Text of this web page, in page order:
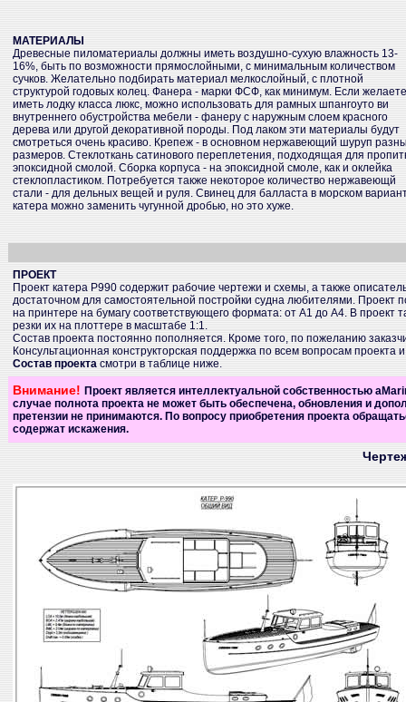
МАТЕРИАЛЫ
Древесные пиломатериалы должны иметь воздушно-сухую влажность 13-
16%, быть по возможности прямослойными, с минимальным количеством
сучков. Желательно подбирать материал мелкослойный, с плотной
структурой годовых колец. Фанера - марки ФСФ, как минимум. Если желаете
иметь лодку класса люкс, можно использовать для рамных шпангоуто ви
внутреннего обустройства мебели - фанеру с наружным слоем красного
дерева или другой декоративной породы. Под лаком эти материалы будут
смотреться очень красиво. Крепеж - в основном нержавеющий шуруп
размеров. Стеклоткань сатинового переплетения, подходящая для
эпоксидной смолой. Сборка корпуса - на эпоксидной смоле, как и оклейка
стеклопластиком. Потребуется также некоторое количество нержавеющй
стали - для дельных вещей и руля. Свинец для балласта в морском
катера можно заменить чугунной дробью, но это хуже.
ПРОЕКТ
Проект катера Р990 содержит рабочие чертежи и схемы, а также
достаточном для самостоятельной постройки судна любителями. Проект
на принтере на бумагу соответствующего формата: от А1 до А4. В
резки их на плоттере в масштабе 1:1.
Состав проекта постоянно пополняется. Кроме того, по пожеланию
Консультационная конструкторская поддержка по всем вопросам проекта
Состав проекта смотри в таблице ниже.
Внимание! Проект является интеллектуальной собственностью
случае полнота проекта не может быть обеспечена, обновления и
претензии не принимаются. По вопросу приобретения проекта
содержат искажения.